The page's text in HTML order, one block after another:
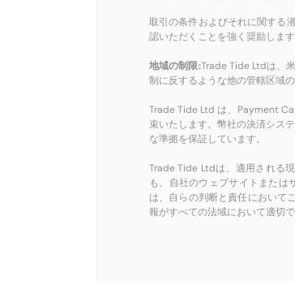
取引の条件およびそれに関する
認いただくことを強く奨励します
地域の制限:Trade Tide Ltdは、
制に反するような他の管轄区域
Trade Tide Ltd は、Payment
束いたします。幣社の決済シス
な準拠を保証しています。
Trade Tide Ltdは、適用される
も、自社のウェブサイトまたは
は、自らの判断と責任において
報がすべての法域において適切